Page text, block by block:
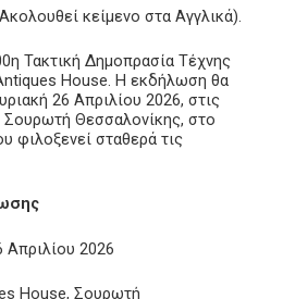
κείμενο στα Αγγλικά).
Τακτική Δημοπρασία Τέχνης
House. Η εκδήλωση θα
26 Απριλίου 2026, στις
Σουρωτή Θεσσαλονίκης, στο
φιλοξενεί σταθερά τις
Απριλίου 2026
House, Σουρωτή